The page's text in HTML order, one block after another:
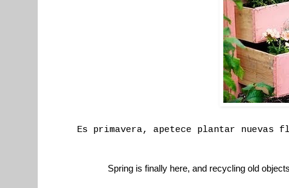
Es primavera, apetece plantar nuevas
Spring is finally here, and recycling old